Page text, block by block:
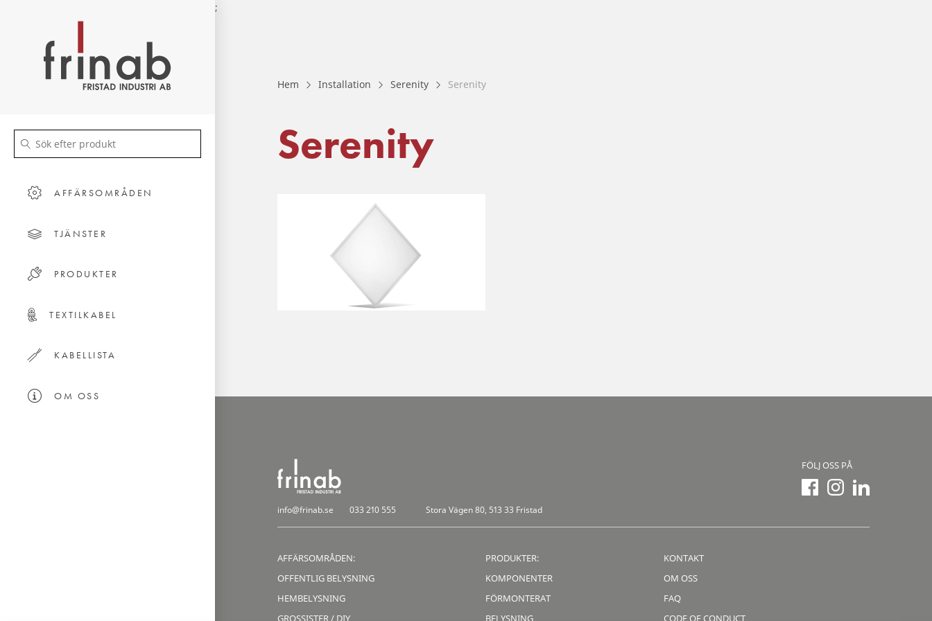
;
AFFÄRSOMRÅDEN
TJÄNSTER
PRODUKTER
TEXTILKABEL
KABELLISTA
OM OSS
Hem Installation Serenity Serenity
Serenity
info@frinab.se 033 210 555 Stora Vägen 80, 513 33 Fristad
FÖLJ OSS PÅ
AFFÄRSOMRÅDEN:
OFFENTLIG BELYSNING
HEMBELYSNING
GROSSISTER / DIY
PRODUKTER:
KOMPONENTER
FÖRMONTERAT
BELYSNING
KONTAKT
OM OSS
FAQ
CODE OF CONDUCT